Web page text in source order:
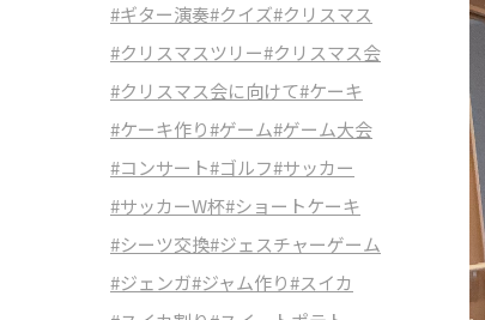
#ギター演奏#クイズ#クリスマス
#クリスマスツリー#クリスマス会
#クリスマス会に向けて#ケーキ
#ケーキ作り#ゲーム#ゲーム大会
#コンサート#ゴルフ#サッカー
#サッカーW杯#ショートケーキ
#シーツ交換#ジェスチャーゲーム
#ジェンガ#ジャム作り#スイカ